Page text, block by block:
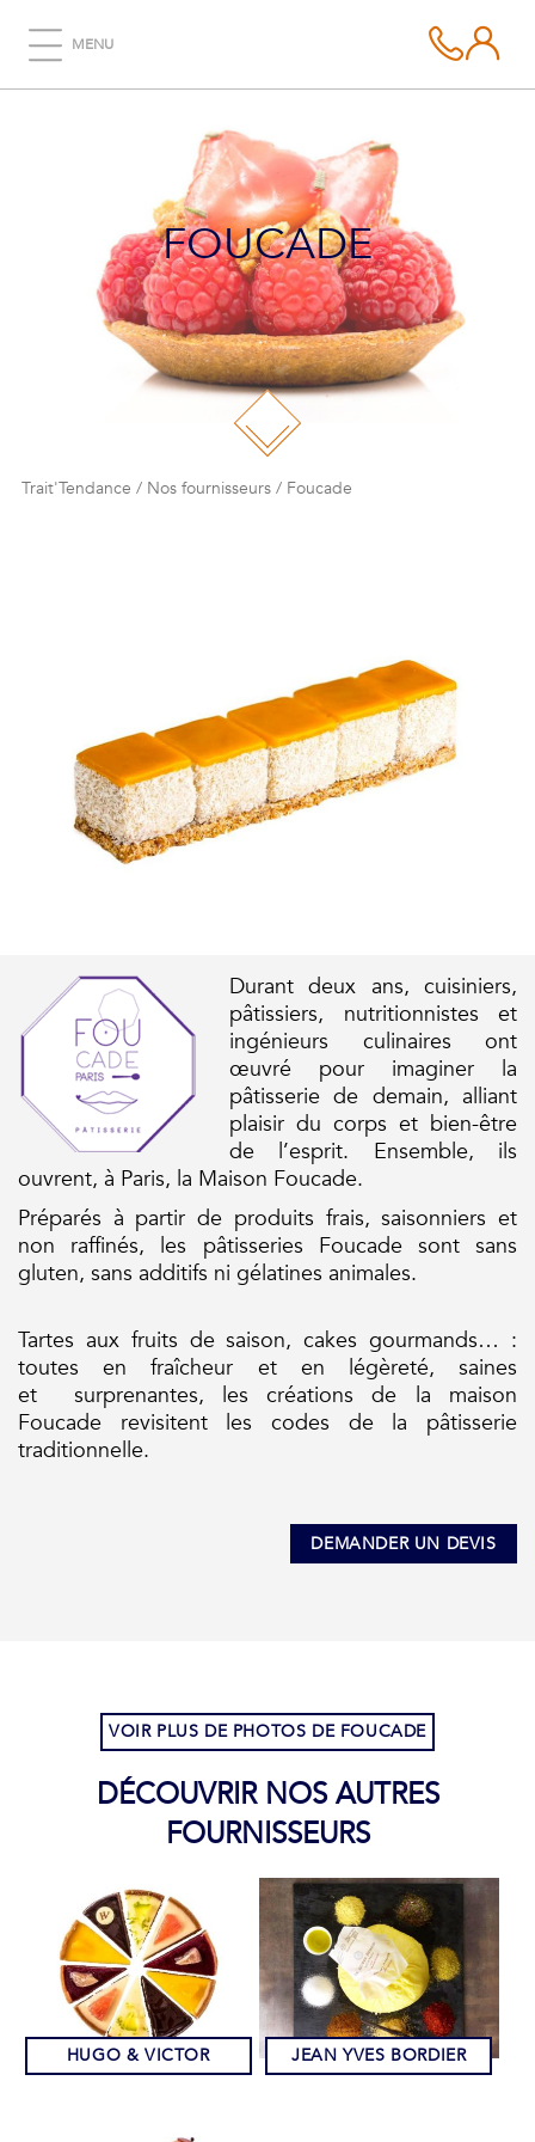
MENU
FOUCADE
Trait'Tendance / Nos fournisseurs / Foucade
Durant deux ans, cuisiniers,
pâtissiers, nutritionnistes et
ingénieurs culinaires ont
œuvré pour imaginer la
pâtisserie de demain, alliant
plaisir du corps et bien-être
de l’esprit. Ensemble, ils
ouvrent, à Paris, la Maison Foucade.
Préparés à partir de produits frais, saisonniers et
non raffinés, les pâtisseries Foucade sont sans
gluten, sans additifs ni gélatines animales.
Tartes aux fruits desaison, cakes gourmands… :
toutes en fraîcheur et en légèreté, saines
et
surprenantes, les créations de la maison
Foucade revisitent les codes de la pâtisserie
traditionnelle.
DEMANDER UN DEVIS
VOIR PLUS DE PHOTOS DE FOUCADE
DÉCOUVRIR NOS AUTRES
FOURNISSEURS
HUGO & VICTOR JEAN YVES BORDIER